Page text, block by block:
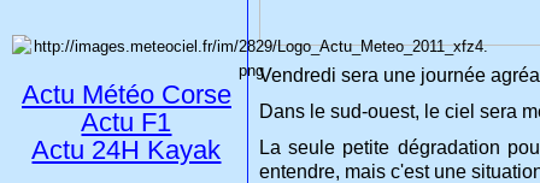
Vendredi sera une journée
Dans le sud-ouest, le ciel sera
La seule petite dégradation
entendre, mais c'est une
Actu Météo Corse
Actu F1
Actu 24H Kayak